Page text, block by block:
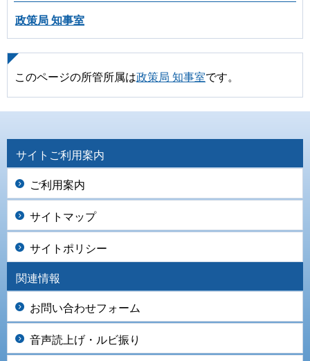
政策局 知事室
このページの所管所属は政策局 知事室です。
サイトご利用案内
ご利用案内
サイトマップ
サイトポリシー
関連情報
お問い合わせフォーム
音声読上げ・ルビ振り